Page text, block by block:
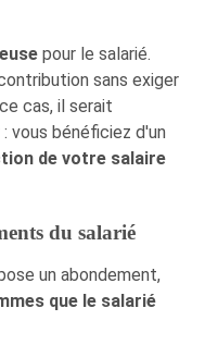
pour le salarié.
sans exiger
cas, il serait
vous bénéficiez d'un
de votre salaire
du salarié
un abondement,
que le salarié